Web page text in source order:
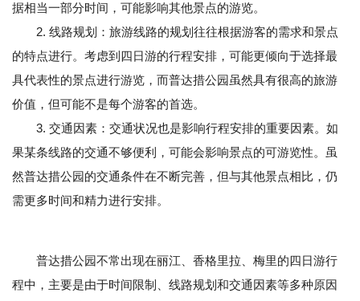
据相当一部分时间，可能影响其他景点的游览。
2. 线路规划：旅游线路的规划往往根据游客的需求和景点
的特点进行。考虑到四日游的行程安排，可能更倾向于选择最
具代表性的景点进行游览，而普达措公园虽然具有很高的旅游
价值，但可能不是每个游客的首选。
3. 交通因素：交通状况也是影响行程安排的重要因素。如
果某条线路的交通不够便利，可能会影响景点的可游览性。虽
然普达措公园的交通条件在不断完善，但与其他景点相比，仍
需更多时间和精力进行安排。
普达措公园不常出现在丽江、香格里拉、梅里的四日游行
程中，主要是由于时间限制、线路规划和交通因素等多种原因